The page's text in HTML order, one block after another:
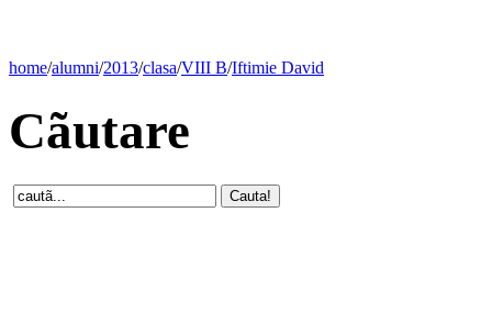
home/alumni/2013/clasa/VIII B/Iftimie David
Cãutare